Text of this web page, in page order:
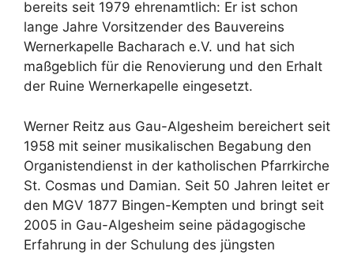
bereits seit 1979 ehrenamtlich: Er ist schon
lange Jahre Vorsitzender des Bauvereins
Wernerkapelle Bacharach e.V. und hat sich
maßgeblich für die Renovierung und den Erhalt
der Ruine Wernerkapelle eingesetzt.
Werner Reitz aus Gau-Algesheim bereichert seit
1958 mit seiner musikalischen Begabung den
Organistendienst in der katholischen Pfarrkirche
St. Cosmas und Damian. Seit 50 Jahren leitet er
den MGV 1877 Bingen-Kempten und bringt seit
2005 in Gau-Algesheim seine pädagogische
Erfahrung in der Schulung des jüngsten